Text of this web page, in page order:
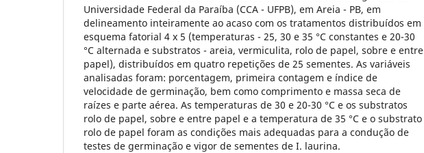
Universidade Federal da Paraíba (CCA - UFPB), em Areia - PB, em
delineamento inteiramente ao acaso com os tratamentos distribuídos em
esquema fatorial 4 x 5 (temperaturas - 25, 30 e 35 °C constantes e 20-30
°C alternada e substratos - areia, vermiculita, rolo de papel, sobre e entre
papel), distribuídos em quatro repetições de 25 sementes. As variáveis
analisadas foram: porcentagem, primeira contagem e índice de
velocidade de germinação, bem como comprimento e massa seca de
raízes e parte aérea. As temperaturas de 30 e 20-30 °C e os substratos
rolo de papel, sobre e entre papel e a temperatura de 35 °C e o substrato
rolo de papel foram as condições mais adequadas para a condução de
testes de germinação e vigor de sementes de I. laurina.